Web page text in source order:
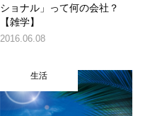
ショナル」って何の会社？
【雑学】
2016.06.08
生活